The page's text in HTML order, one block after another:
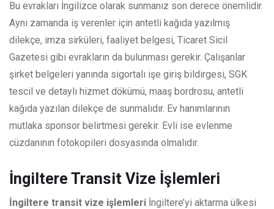
Bu evrakları İngilizce olarak sunmanız son derece önemlidir.
Aynı zamanda iş verenler için antetli kağıda yazılmış
dilekçe, imza sirküleri, faaliyet belgesi, Ticaret Sicil
Gazetesi gibi evrakların da bulunması gerekir. Çalışanlar
şirket belgeleri yanında sigortalı işe giriş bildirgesi, SGK
tescil ve detaylı hizmet dökümü, maaş bordrosu, antetli
kağıda yazılan dilekçe de sunmalıdır. Ev hanımlarının
mutlaka sponsor belirtmesi gerekir. Evli ise evlenme
cüzdanının fotokopileri dosyasında olmalıdır.
İngiltere Transit Vize İşlemleri
İngiltere transit vize işlemleri İngiltere’yi aktarma ülkesi